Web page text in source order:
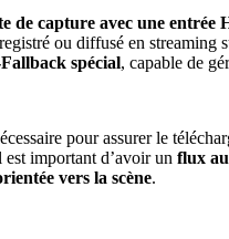
de capture avec une entrée
ou diffusé en
spécial, capable de
pour assurer le
important d’avoir un flux
vers la scène.